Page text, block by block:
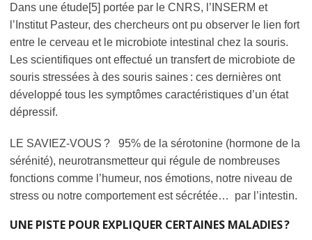
Dans une étude[5] portée par le CNRS, l’INSERM et
l’Institut Pasteur, des chercheurs ont pu observer le lien fort
entre le cerveau et le microbiote intestinal chez la souris.
Les scientifiques ont effectué un transfert de microbiote de
souris stressées à des souris saines : ces dernières ont
développé tous les symptômes caractéristiques d’un état
dépressif.
LE SAVIEZ-VOUS ?
95% de la sérotonine (hormone de la
sérénité), neurotransmetteur qui régule de nombreuses
fonctions comme l’humeur, nos émotions, notre niveau de
stress ou notre comportement est sécrétée… par l’intestin.
UNE PISTE POUR EXPLIQUER CERTAINES MALADIES ?